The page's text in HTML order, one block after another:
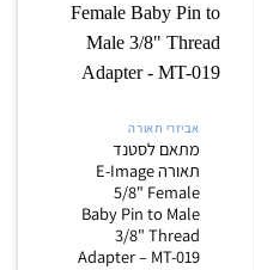
אביזרי תאורה
מתאם לסטנד
תאורה E-Image
5/8" Female
Baby Pin to Male
3/8" Thread
Adapter – MT-019